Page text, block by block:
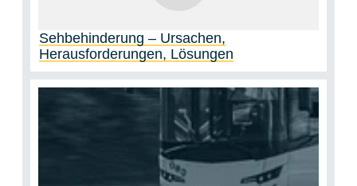
Sehbehinderung – Ursachen,
Herausforderungen, Lösungen